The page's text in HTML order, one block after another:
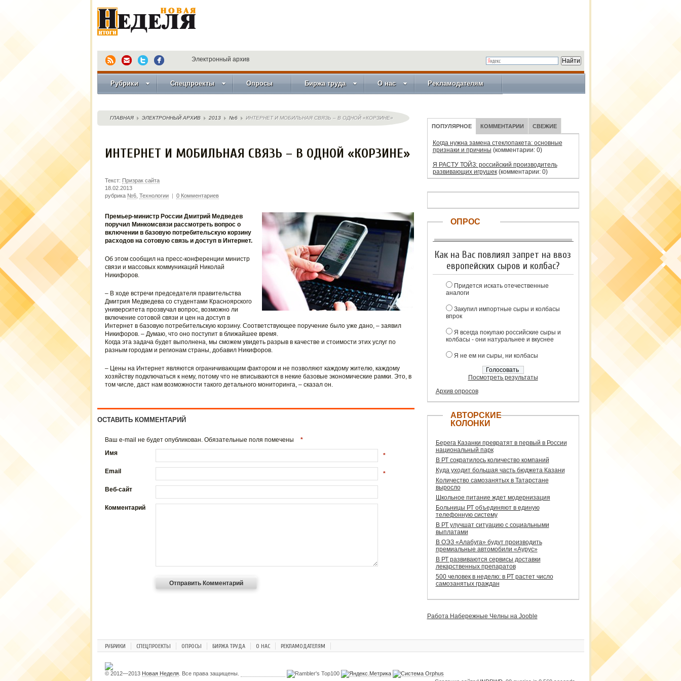
Электронный архив
Рубрики Спецпроекты Опросы Биржа труда О нас Рекламодателям
ГЛАВНАЯ ЭЛЕКТРОННЫЙ АРХИВ 2013 №6 ИНТЕРНЕТ И МОБИЛЬНАЯ СВЯЗЬ – В ОДНОЙ «КОРЗИНЕ»
ИНТЕРНЕТ И МОБИЛЬНАЯ СВЯЗЬ – В ОДНОЙ «КОРЗИНЕ»
Текст: Призрак сайта
18.02.2013
рубрика №6, Технологии | 0 Комментариев
Премьер-министр России Дмитрий Медведев
поручил Минкомсвязи рассмотреть вопрос о
включении в базовую потребительскую корзину
расходов на сотовую связь и доступ в Интернет.
Об этом сообщил на пресс-конференции министр
связи и массовых коммуникаций Николай
Никифоров.
– В ходе встречи председателя правительства
Дмитрия Медведева со студентами Красноярского
университета прозвучал вопрос, возможно ли
включение сотовой связи и цен на доступ в
Интернет в базовую потребительскую корзину. Соответствующее поручение было уже дано, – заявил
Никифоров. – Думаю, что оно поступит в ближайшее время.
Когда эта задача будет выполнена, мы сможем увидеть разрыв в качестве и стоимости этих услуг по
разным городам и регионам страны, добавил Никифоров.
– Цены на Интернет являются ограничивающим фактором и не позволяют каждому жителю, каждому
хозяйству подключаться к нему, потому что не вписываются в некие базовые экономические рамки. Это, в
том числе, даст нам возможности такого детального мониторинга, – сказал он.
ОСТАВИТЬ КОММЕНТАРИЙ
Ваш e-mail не будет опубликован. Обязательные поля помечены
*
Имя
*
Email *
Веб-сайт
Комментарий
ПОПУЛЯРНОЕ КОММЕНТАРИИ СВЕЖИЕ
Когда нужна замена стеклопакета: основные
признаки и причины (комментарии: 0)
Я РАСТУ ТОЙЗ: российский производитель
развивающих игрушек(комментарии: 0)
ОПРОС
Как на Вас повлиял запрет на ввоз
европейских сыров и колбас?
Придется искать отечественные
аналоги
Закупил импортные сыры и колбасы
впрок
Я всегда покупаю российские сыры и
колбасы - они натуральнее и вкуснее
Я не ем ни сыры, ни колбасы
Посмотреть результаты
Архив опросов
АВТОРСКИЕ
КОЛОНКИ
Берега Казанки превратят в первый в России
национальный парк
В РТ сократилось количество компаний
Куда уходит большая часть бюджета Казани
Количество самозанятых в Татарстане
выросло
Школьное питание ждет модернизация
Больницы РТ объединяют в единую
телефонную систему
В РТ улучшат ситуацию с социальными
выплатами
В ОЭЗ «Алабуга» будут производить
премиальные автомобили «Аурус»
В РТ развиваются сервисы доставки
лекарственных препаратов
500 человек в неделю: в РТ растет число
самозанятых граждан
Работа Набережные Челны на Jooble
РУБРИКИ СПЕЦПРОЕКТЫ ОПРОСЫ БИРЖА ТРУДА О НАС РЕКЛАМОДАТЕЛЯМ
© 2012—2013 Новая Неделя. Все права защищены.